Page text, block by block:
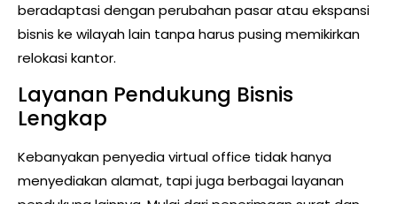
beradaptasi dengan perubahan pasar atau ekspansi
bisnis ke wilayah lain tanpa harus pusing memikirkan
relokasi kantor.
Layanan Pendukung Bisnis
Lengkap
Kebanyakan penyedia virtual office tidak hanya
menyediakan alamat, tapi juga berbagai layanan